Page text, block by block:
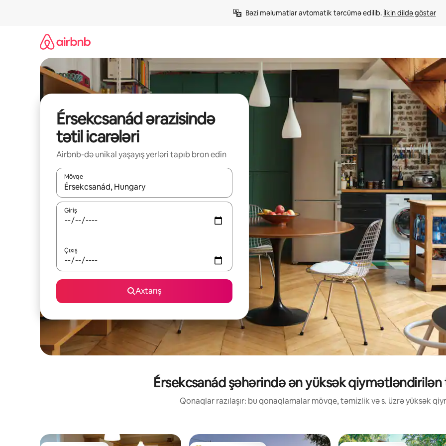
Bəzi məlumatlar avtomatik tərcümə edilib. İlkin dildə göstər
Érsekcsanád ərazisində
tətil icarələri
Airbnb-də unikal yaşayış yerləri tapıb bron edin
Mövqe
Nəticələr varsa, yuxarı və aşağı ox düymələri ilə naviqasiya edin, yaxud da toxunma və ya svayp jestləri ilə araşdırın.
Giriş
Çıxış
Axtarış
Érsekcsanád şəhərində ən yüksək
Qonaqlar razılaşır: bu qonaqlamalar mövqe, təmizlik və s. üzrə yüksək